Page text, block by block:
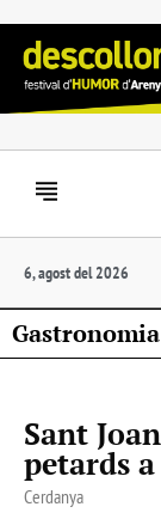
6, agost del 2026
Sant
petards
Cerdanya